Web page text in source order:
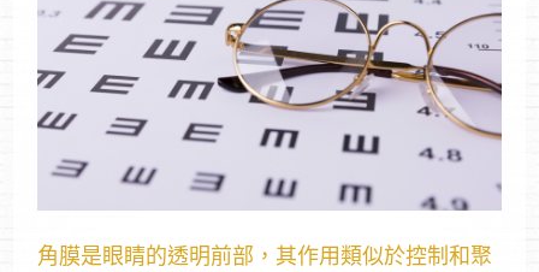
角膜是眼睛的透明前部，其作用類似於控制和聚